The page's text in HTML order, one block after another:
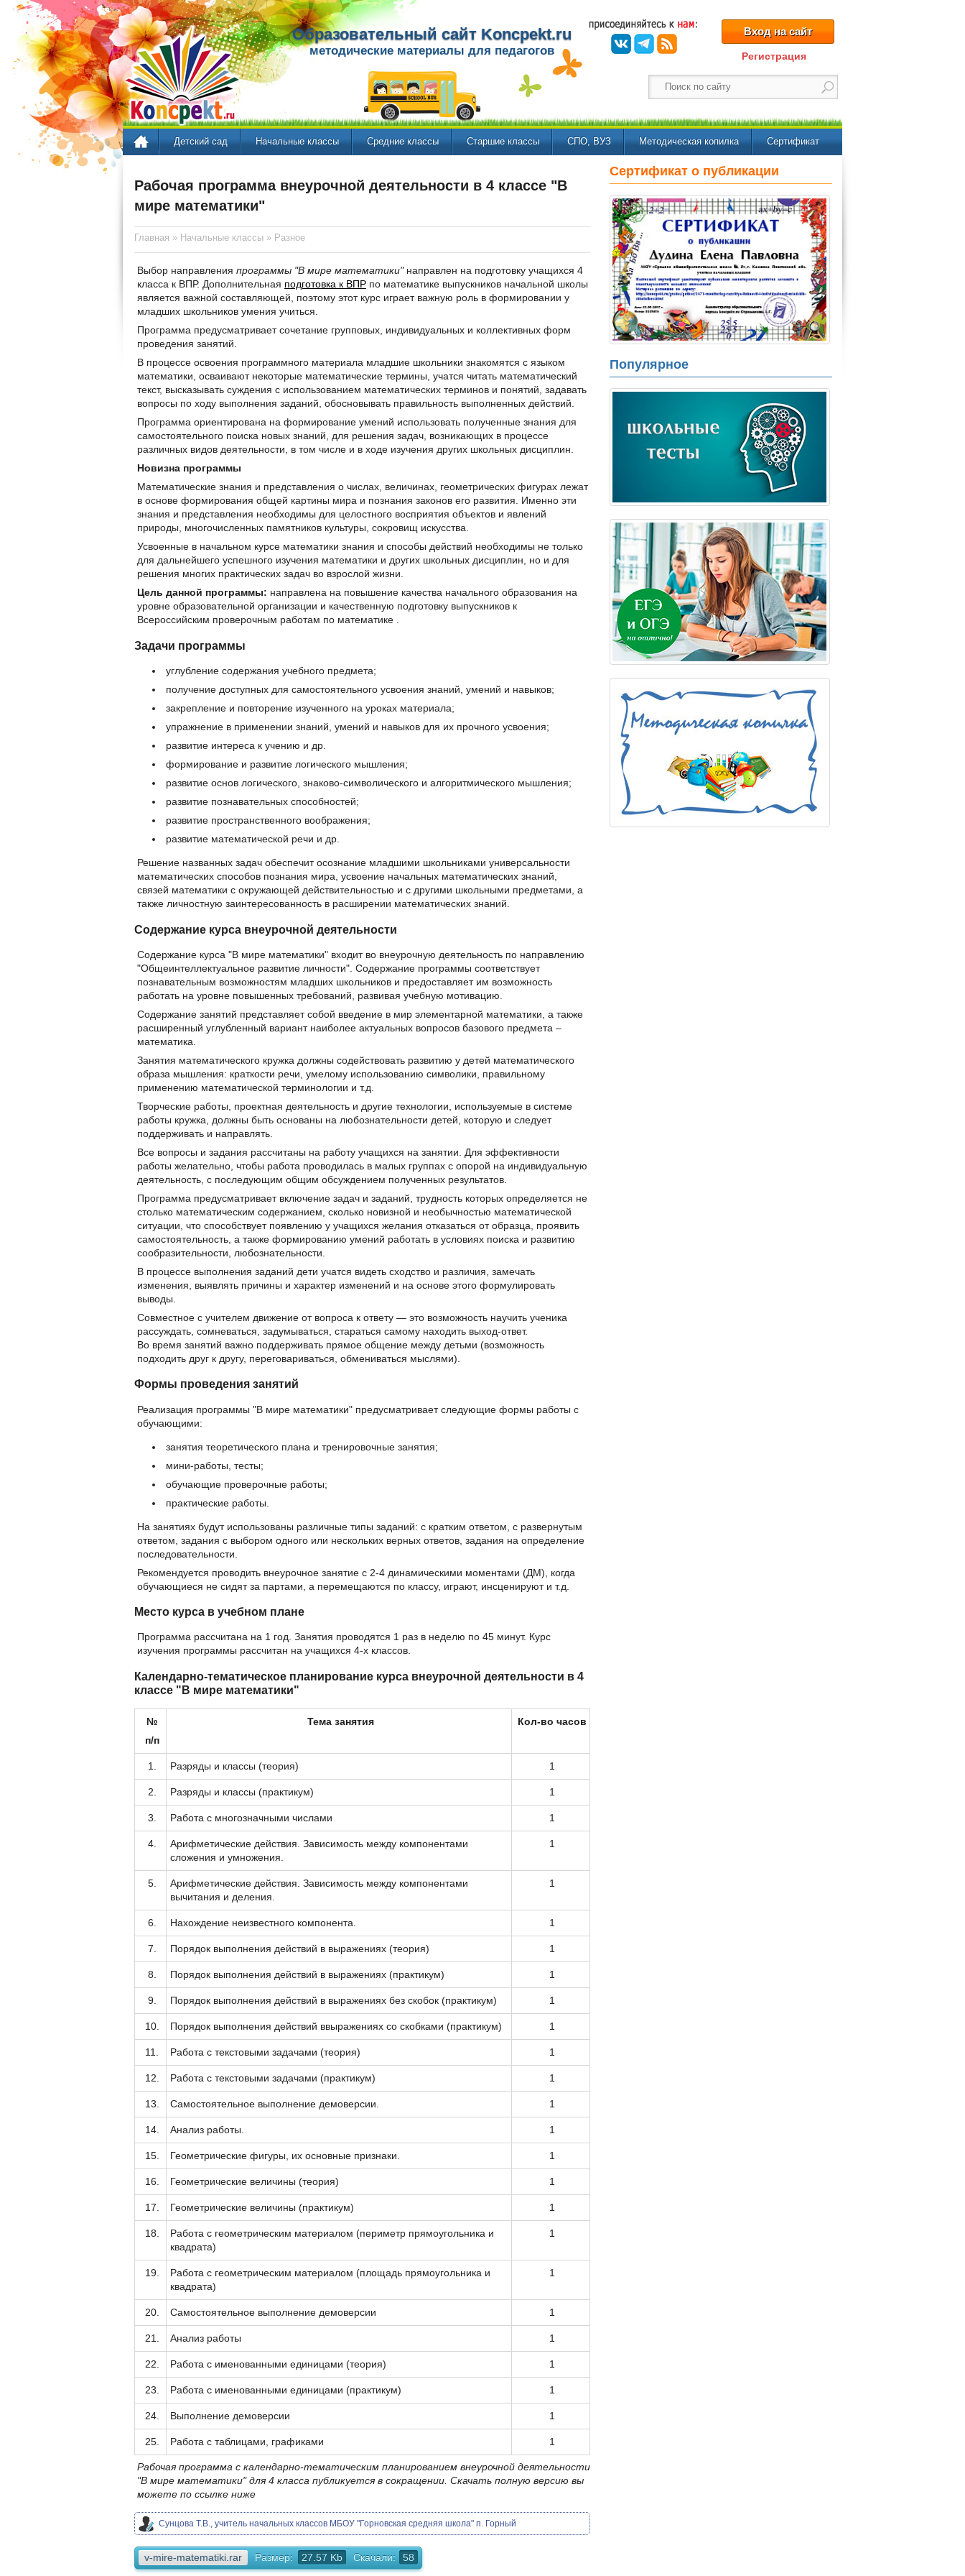
Образовательный сайт Koncpekt.ru
методические материалы для педагогов
Вход на сайт
Регистрация
Детский сад Начальные классы Средние классы Старшие классы СПО, ВУЗ Методическая копилка Сертификат
Рабочая программа внеурочной деятельности в 4 классе "В
мире математики"
Главная » Начальные классы » Разное
Выбор направления программы "В мире математики"направлен на подготовку учащихся 4
класса к ВПР. Дополнительная подготовка к ВПР по математике выпускников начальной школы
является важной составляющей, поэтому этот курс играет важную роль в формировании у
младших школьников умения учиться.
Программа предусматривает сочетание групповых, индивидуальных и коллективных форм
проведения занятий.
В процессе освоения программного материала младшие школьники знакомятся с языком
математики, осваивают некоторые математические термины, учатся читать математический
текст, высказывать суждения с использованием математических терминов и понятий, задавать
вопросы по ходу выполнения заданий, обосновывать правильность выполненных действий.
Программа ориентирована на формирование умений использовать полученные знания для
самостоятельного поиска новых знаний, для решения задач, возникающих в процессе
различных видов деятельности, в том числе и в ходе изучения других школьных дисциплин.
Новизна программы
Математические знания и представления о числах, величинах, геометрических фигурах лежат
в основе формирования общей картины мира и познания законов его развития. Именно эти
знания и представления необходимы для целостного восприятия объектов и явлений
природы, многочисленных памятников культуры, сокровищ искусства.
Усвоенные в начальном курсе математики знания и способы действий необходимы не только
для дальнейшего успешного изучения математики и других школьных дисциплин, но и для
решения многих практических задач во взрослой жизни.
Цель данной программы: направлена на повышение качества начального образования на
уровне образовательной организации и качественную подготовку выпускников к
Всероссийским проверочным работам по математике .
Задачи программы
углубление содержания учебного предмета;
получение доступных для самостоятельного усвоения знаний, умений и навыков;
закрепление и повторение изученного на уроках материала;
упражнение в применении знаний, умений и навыков для их прочного усвоения;
развитие интереса к учению и др.
формирование и развитие логического мышления;
развитие основ логического, знаково-символического и алгоритмического мышления;
развитие познавательных способностей;
развитие пространственного воображения;
развитие математической речи и др.
Решение названных задач обеспечит осознание младшими школьниками универсальности
математических способов познания мира, усвоение начальных математических знаний,
связей математики с окружающей действительностью и с другими школьными предметами, а
также личностную заинтересованность в расширении математических знаний.
Содержание курса внеурочной деятельности
Содержание курса "В мире математики" входит во внеурочную деятельность по направлению
"Общеинтеллектуальное развитие личности". Содержание программы соответствует
познавательным возможностям младших школьников и предоставляет им возможность
работать на уровне повышенных требований, развивая учебную мотивацию.
Содержание занятий представляет собой введение в мир элементарной математики, а также
расширенный углубленный вариант наиболее актуальных вопросов базового предмета –
математика.
Занятия математического кружка должны содействовать развитию у детей математического
образа мышления: краткости речи, умелому использованию символики, правильному
применению математической терминологии и т.д.
Творческие работы, проектная деятельность и другие технологии, используемые в системе
работы кружка, должны быть основаны на любознательности детей, которую и следует
поддерживать и направлять.
Все вопросы и задания рассчитаны на работу учащихся на занятии. Для эффективности
работы желательно, чтобы работа проводилась в малых группах с опорой на индивидуальную
деятельность, с последующим общим обсуждением полученных результатов.
Программа предусматривает включение задач и заданий, трудность которых определяется не
столько математическим содержанием, сколько новизной и необычностью математической
ситуации, что способствует появлению у учащихся желания отказаться от образца, проявить
самостоятельность, а также формированию умений работать в условиях поиска и развитию
сообразительности, любознательности.
В процессе выполнения заданий дети учатся видеть сходство и различия, замечать
изменения, выявлять причины и характер изменений и на основе этого формулировать
выводы.
Совместное с учителем движение от вопроса к ответу — это возможность научить ученика
рассуждать, сомневаться, задумываться, стараться самому находить выход-ответ.
Во время занятий важно поддерживать прямое общение между детьми (возможность
подходить друг к другу, переговариваться, обмениваться мыслями).
Формы проведения занятий
Реализация программы "В мире математики" предусматривает следующие формы работы с
обучающими:
занятия теоретического плана и тренировочные занятия;
мини-работы, тесты;
обучающие проверочные работы;
практические работы.
На занятиях будут использованы различные типы заданий: с кратким ответом, с развернутым
ответом, задания с выбором одного или нескольких верных ответов, задания на определение
последовательности.
Рекомендуется проводить внеурочное занятие с 2-4 динамическими моментами (ДМ), когда
обучающиеся не сидят за партами, а перемещаются по классу, играют, инсценируют и т.д.
Место курса в учебном плане
Программа рассчитана на 1 год. Занятия проводятся 1 раз в неделю по 45 минут. Курс
изучения программы рассчитан на учащихся 4-х классов.
Календарно-тематическое планирование курса внеурочной деятельности в 4
классе "В мире математики"
№
п/п
Тема занятия Кол-во часов
1. Разряды и классы (теория) 1
2. Разряды и классы (практикум) 1
3. Работа с многозначными числами 1
4.
Арифметические действия. Зависимость между компонентами
сложения и умножения.
1
5.
Арифметические действия. Зависимость между компонентами
вычитания и деления.
1
6. Нахождение неизвестного компонента. 1
7. Порядок выполнения действий в выражениях (теория) 1
8. Порядок выполнения действий в выражениях (практикум) 1
9. Порядок выполнения действий в выражениях без скобок (практикум) 1
10. Порядок выполнения действий ввыражениях со скобками (практикум) 1
11. Работа с текстовыми задачами (теория) 1
12. Работа с текстовыми задачами (практикум) 1
13. Самостоятельное выполнение демоверсии. 1
14. Анализ работы. 1
15. Геометрические фигуры, их основные признаки. 1
16. Геометрические величины (теория) 1
17. Геометрические величины (практикум) 1
18.
Работа с геометрическим материалом (периметр прямоугольника и
квадрата)
1
19.
Работа с геометрическим материалом (площадь прямоугольника и
квадрата)
1
20. Самостоятельное выполнение демоверсии 1
21. Анализ работы 1
22. Работа с именованными единицами (теория) 1
23. Работа с именованными единицами (практикум) 1
24. Выполнение демоверсии 1
25. Работа с таблицами, графиками 1
Рабочая программа с календарно-тематическим планированием внеурочной деятельности
"В мире математики" для 4 класса публикуется в сокращении. Скачать полную версию вы
можете по ссылке ниже
Сунцова Т.В., учитель начальных классов МБОУ "Горновская средняя школа" п. Горный
v-mire-matematiki.rar Размер: 27.57 Kb Скачали: 58
Сертификат о публикации
Популярное